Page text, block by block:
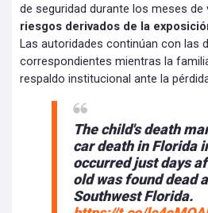
de seguridad durante los meses de
riesgos derivados de la
Las autoridades continúan con las
correspondientes mientras la
respaldo institucional ante la
The child's death
car death in Florida
occurred just days
old was found dead
Southwest Florida.